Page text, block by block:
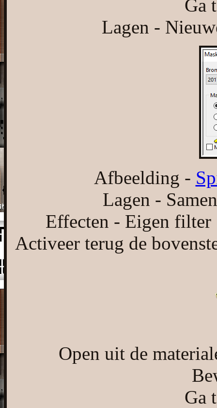
Ga
Lagen -
Afbeelding -
Lagen -
Effecten - Eigen filter
Activeer terug de
Open uit de
Ga